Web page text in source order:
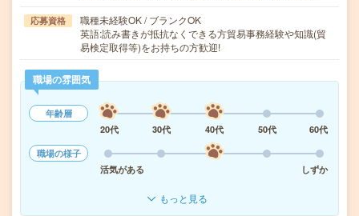
応募資格
職種未経験OK / ブランクOK
英語:読み書きが抵抗なくできる方貿易事務経験や知識(貿
易検定取得等)をお持ちの方歓迎!
職場の雰囲気
年齢層
20代
30代 40代 50代
60代
職場の様子
活気がある
しずか
もっと見る